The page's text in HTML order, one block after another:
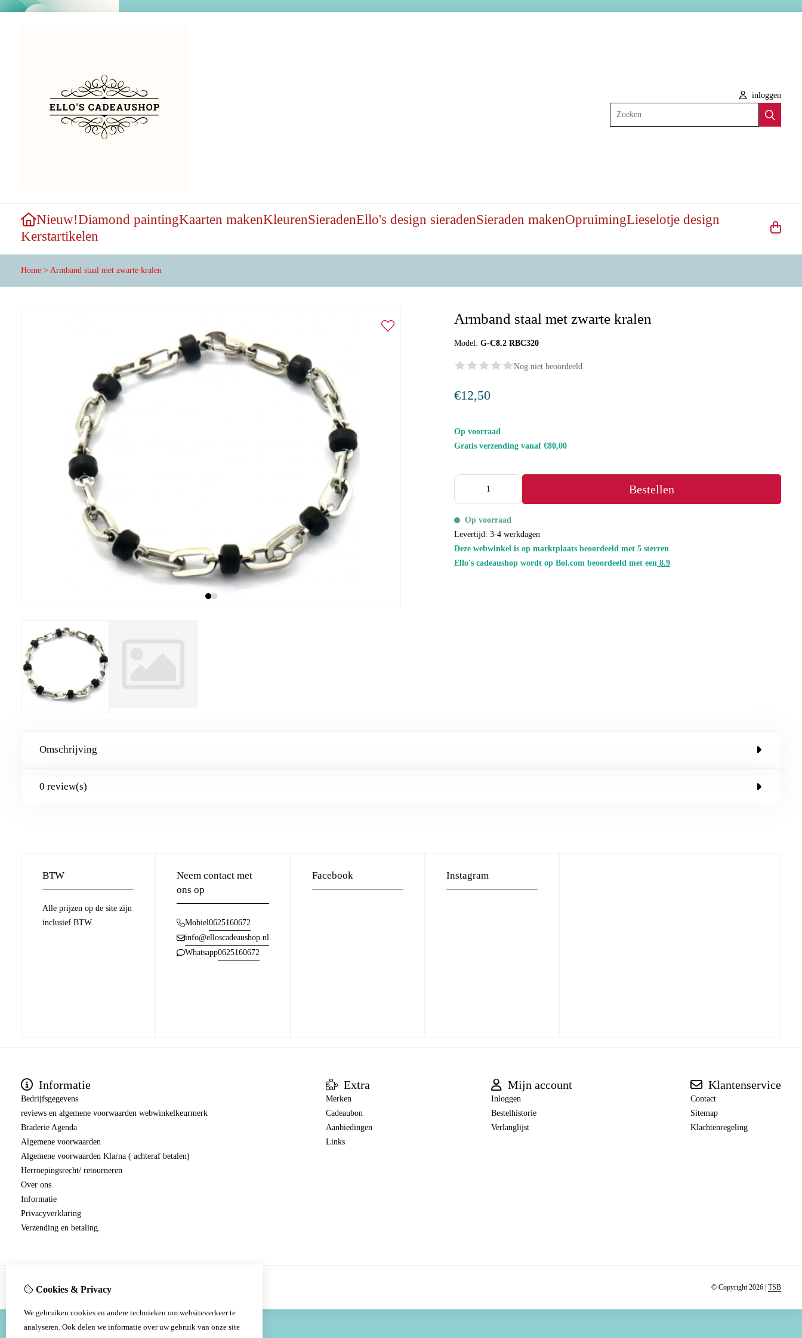
inloggen
Zoeken
Nieuw!Diamond paintingKaarten makenKleurenSieradenEllo's design sieradenSieraden makenOpruimingLieselotje design
Kerstartikelen
Home > Armband staal met zwarte kralen
Armband staal met zwarte kralen
Model:G-C8.2 RBC320
Nog niet beoordeeld
€12,50
Op voorraad
Gratis verzending vanaf €80,00
Bestellen
Op voorraad
Levertijd: 3-4 werkdagen
Deze webwinkel is op marktplaats beoordeeld met 5 sterren
Ello's cadeaushop wordt op Bol.com beoordeeld met een 8.9
Omschrijving
0 review(s)
BTW
Alle prijzen op de site zijn
inclusief BTW.
Neem contact met
ons op
Mobiel0625160672
info@elloscadeaushop.nl
Whatsapp0625160672
Facebook Instagram
Informatie
Bedrijfsgegevens
reviews en algemene voorwaarden webwinkelkeurmerk
Braderie Agenda
Algemene voorwaarden
Algemene voorwaarden Klarna ( achteraf betalen)
Herroepingsrecht/ retourneren
Over ons
Informatie
Privacyverklaring
Verzending en betaling.
Extra
Merken
Cadeaubon
Aanbiedingen
Links
Mijn account
Inloggen
Bestelhistorie
Verlanglijst
Klantenservice
Contact
Sitemap
Klachtenregeling
© Copyright 2026 | TSB
Cookies & Privacy
We gebruiken cookies en andere technieken om websiteverkeer te
analyseren. Ook delen we informatie over uw gebruik van onze site